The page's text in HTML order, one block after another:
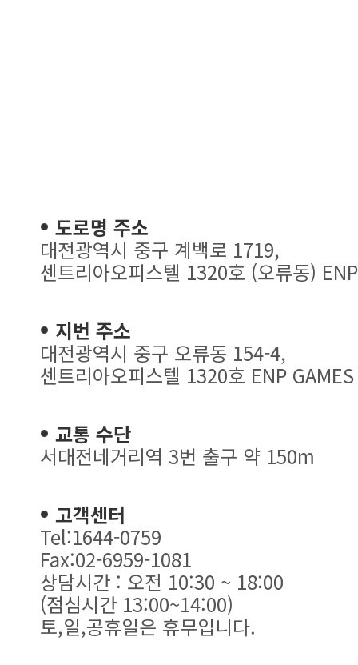
도로명 주소
대전광역시 중구 계백로 1719,
센트리아오피스텔 1320호 (오류동)
지번 주소
대전광역시 중구 오류동 154-4,
센트리아오피스텔 1320호 ENP GAMES
교통 수단
서대전네거리역 3번 출구 약 150m
고객센터
Tel:1644-0759
Fax:02-6959-1081
상담시간 : 오전 10:30 ~ 18:00
(점심시간 13:00~14:00)
토,일,공휴일은 휴무입니다.